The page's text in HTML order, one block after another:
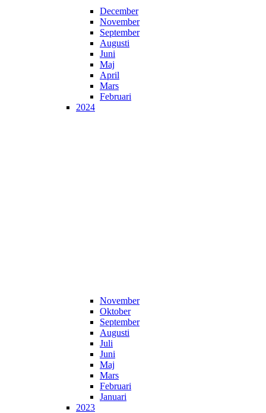
December
November
September
Augusti
Juni
Maj
April
Mars
Februari
2024
November
Oktober
September
Augusti
Juli
Juni
Maj
Mars
Februari
Januari
2023